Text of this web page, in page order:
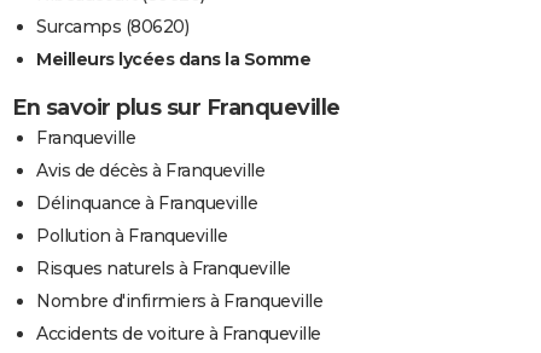
Surcamps (80620)
Meilleurs lycées dans la Somme
En savoir plus sur Franqueville
Franqueville
Avis de décès à Franqueville
Délinquance à Franqueville
Pollution à Franqueville
Risques naturels à Franqueville
Nombre d'infirmiers à Franqueville
Accidents de voiture à Franqueville